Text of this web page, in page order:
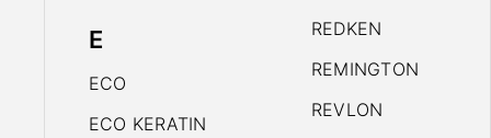
E
ECO
ECO KERATIN
REDKEN
REMINGTON
REVLON